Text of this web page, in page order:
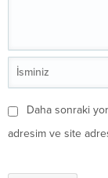
Daha sonraki
adresim ve site